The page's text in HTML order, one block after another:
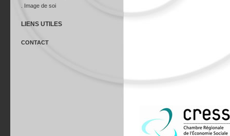
. Image de soi
LIENS UTILES
CONTACT